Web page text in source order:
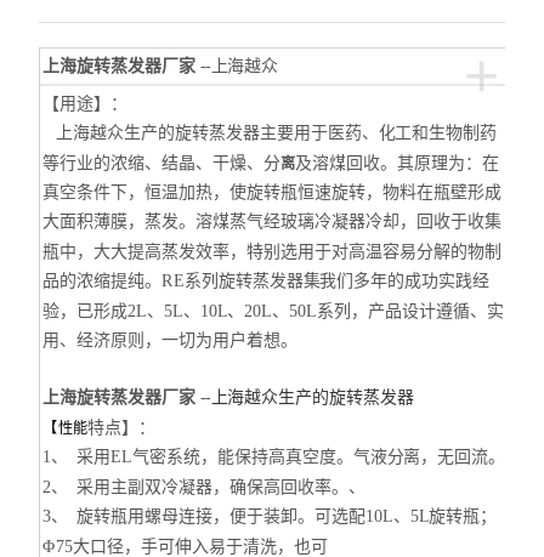
+
上海旋转蒸发器厂家 --上海越众
【用途】：
上海越众生产的旋转蒸发器主要用于医药、化工和生物制药
等行业的浓缩、结晶、干燥、分离及溶煤回收。其原理为：在
真空条件下，恒温加热，使旋转瓶恒速旋转，物料在瓶壁形成
大面积薄膜，蒸发。溶煤蒸气经玻璃冷凝器冷却，回收于收集
瓶中，大大提高蒸发效率，特别选用于对高温容易分解的物制
品的浓缩提纯。RE系列旋转蒸发器集我们多年的成功实践经
验，已形成2L、5L、10L、20L、50L系列，产品设计遵循、实
用、经济原则，一切为用户着想。
上海旋转蒸发器厂家 -- 上海越众生产的旋转蒸发器
【性能特点】：
1、 采用EL气密系统，能保持高真空度。气液分离，无回流。
2、 采用主副双冷凝器，确保高回收率。、
3、 旋转瓶用螺母连接，便于装卸。可选配10L、5L旋转瓶；
Φ75大口径，手可伸入易于清洗，也可